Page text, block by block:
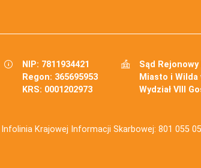
NIP: 7811934421
Regon: 365695953
KRS: 0001202973
Sąd
Miasto i Wilda
Wydział VIII
Infolinia Krajowej Informacji Skarbowej: 801 055